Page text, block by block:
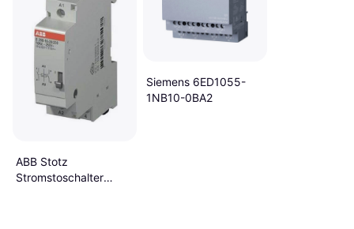
ABB Stotz
Stromstoschalter
Siemens 6ED1055-
1NB10-0BA2